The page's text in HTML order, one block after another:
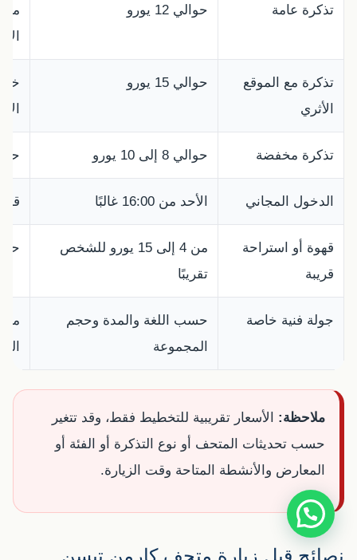
تذكرة عامة حوالي 12 يورو
تذكرة مع الموقع
الأثري
حوالي 15 يورو
تذكرة مخفضة حوالي 8 إلى 10 يورو
الدخول المجاني الأحد من 16:00 غالبًا قد
قهوة أو استراحة
قريبة
من 4 إلى 15 يورو للشخص
تقريبًا
جولة فنية خاصة
حسب اللغة والمدة وحجم
المجموعة
ملاحظة: الأسعار تقريبية للتخطيط فقط، وقد تتغير
حسب تحديثات المتحف أو نوع التذكرة أو الفئة أو
المعارض والأنشطة المتاحة وقت الزيارة.
نصائح قبل زيارة متحف كارمن تيسن